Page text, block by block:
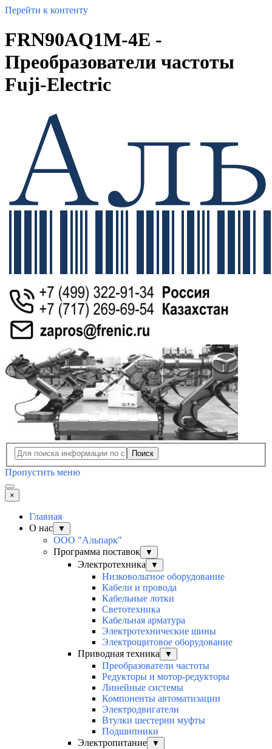
Перейти к контенту
FRN90AQ1M-4E -
Преобразователи частоты
Fuji-Electric
Поиск
Пропустить меню
×
Главная
О нас
▼
ООО "Альпарк"
Программа поставок
▼
Электротехника ▼
Низковольтное оборудование
Кабели и провода
Кабельные лотки
Светотехника
Кабельная арматура
Электротехнические шины
Электрощитовое оборудование
Приводная техника
▼
Преобразователи частоты
Редукторы и мотор-редукторы
Линейные системы
Компоненты автоматизации
Электродвигатели
Втулки шестерни муфты
Подшипники
Электропитание
▼